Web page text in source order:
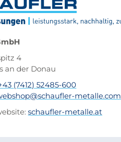
4
an der Donau
(7412) 52485-600
metalle.com
:schaufler-metalle.at